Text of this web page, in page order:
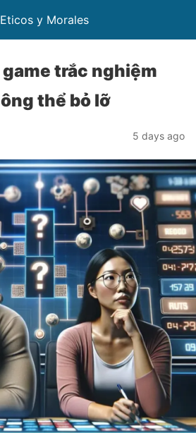
y Morales
trắc nghiệm
thể bỏ lỡ
5 days ago